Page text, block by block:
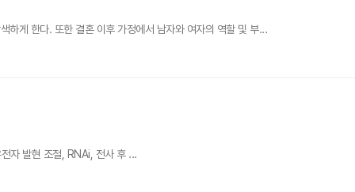
하게 한다. 또한 결혼 이후 가정에서 남자와 여자의 역할 및 부...
발현 조절, RNAi, 전사 후 ...